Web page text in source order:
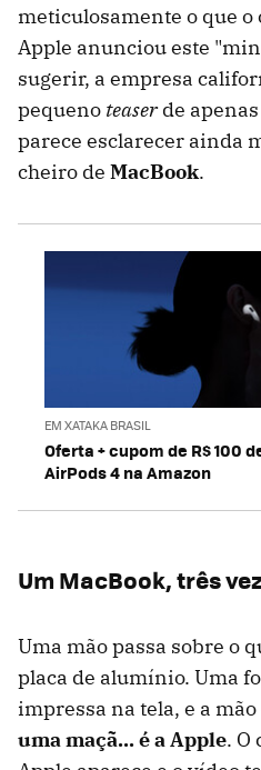
meticulosamente o que o
Apple anunciou este
sugerir, a empresa
pequeno teaserde
parece esclarecer ainda
cheiro de MacBook.
EM XATAKA BRASIL
Oferta + cupom de R$ 100
AirPods 4 na Amazon
Um MacBook, três
Uma mão passa sobre o
placa de alumínio. Uma
impressa na tela, e a
uma maçã... é a Apple. O